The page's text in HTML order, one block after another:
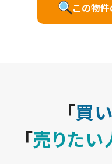
この物
「買
「売りたい